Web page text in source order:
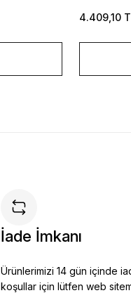
4.409,10
İade İmkanı
Ürünlerimizi 14 gün içinde
koşullar için lütfen web